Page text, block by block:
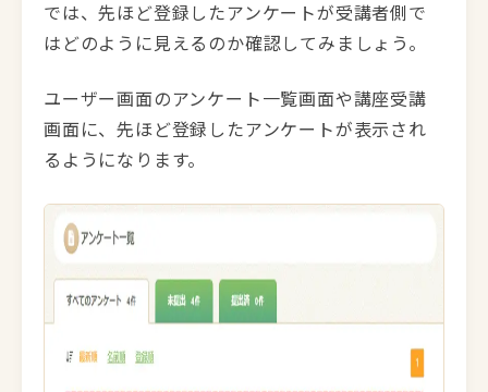
では、先ほど登録したアンケートが受講者側で
はどのように見えるのか確認してみましょう。
ユーザー画面のアンケート一覧画面や講座受講
画面に、先ほど登録したアンケートが表示され
るようになります。